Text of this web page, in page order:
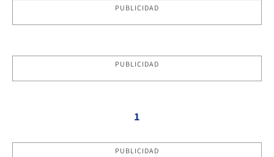
PUBLICIDAD
PUBLICIDAD
1
PUBLICIDAD